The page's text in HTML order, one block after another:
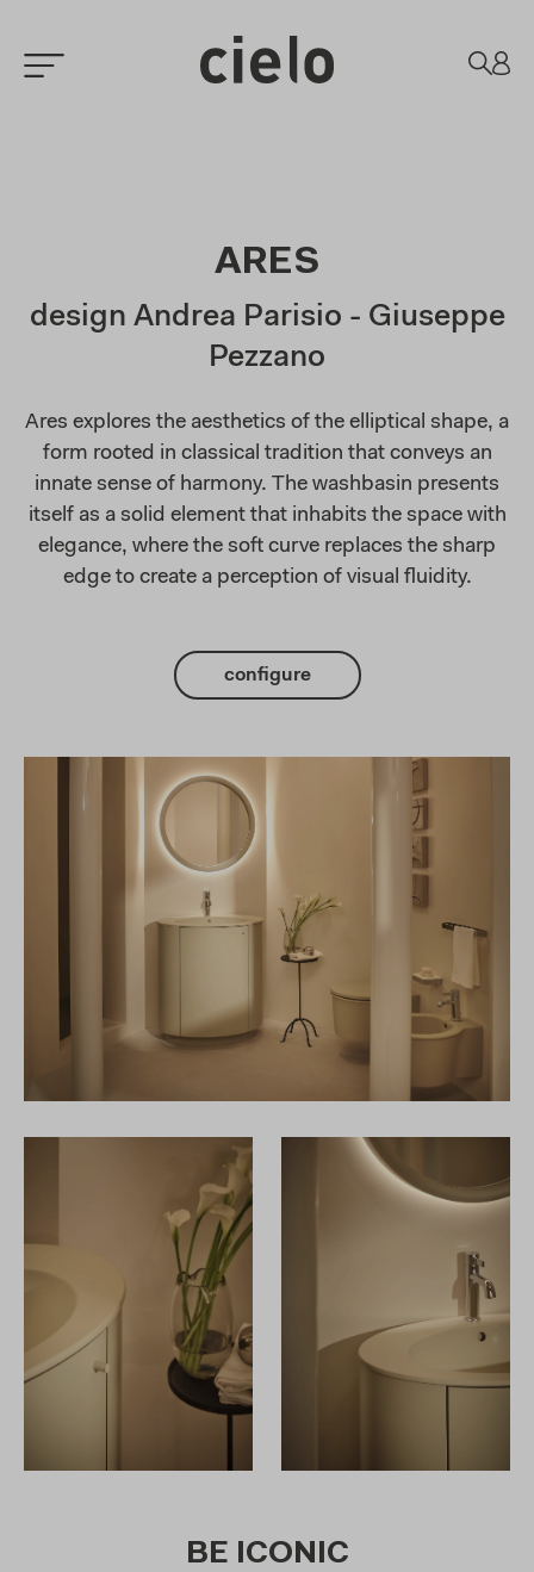
ARES
design Andrea Parisio - Giuseppe
Pezzano
Ares explores the aesthetics of the elliptical shape, a
form rooted in classical tradition that conveys an
innate sense of harmony. The washbasin presents
itself as a solid element that inhabits the space with
elegance, where the soft curve replaces the sharp
edge to create a perception of visual fluidity.
configure
BE ICONIC